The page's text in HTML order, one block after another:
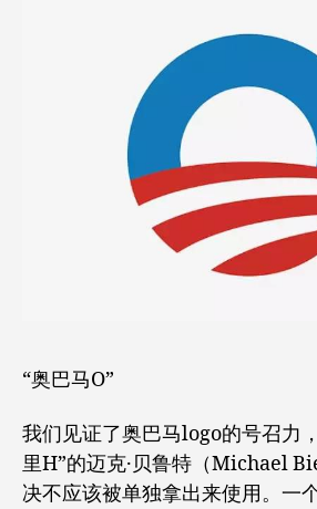
“奥巴马O”
我们见证了奥巴马logo的号召力
里H”的迈克·贝鲁特（Michael
决不应该被单独拿出来使用。一